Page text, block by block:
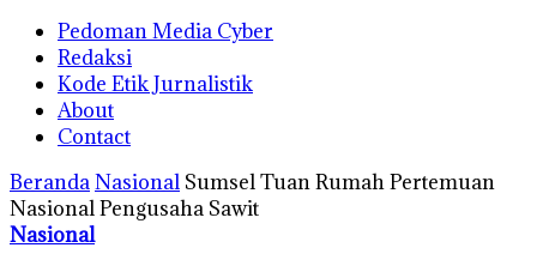
Pedoman Media Cyber
Redaksi
Kode Etik Jurnalistik
About
Contact
BerandaNasional Sumsel Tuan Rumah Pertemuan
Nasional Pengusaha Sawit
Nasional